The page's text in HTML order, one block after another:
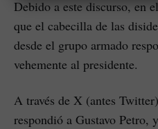
Debido a este discurso, en
que el cabecilla de las
desde el grupo armado
vehemente al presidente.
A través de X (antes
respondió a Gustavo Petro,